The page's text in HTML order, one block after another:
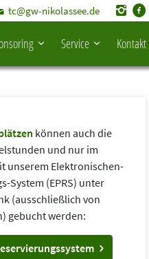
tc@gw-nikolassee.de
Service Kontakt
können auch die
und nur im
unserem Elektronischen-
System (EPRS) unter
(aus­schließlich von
gebucht werden: